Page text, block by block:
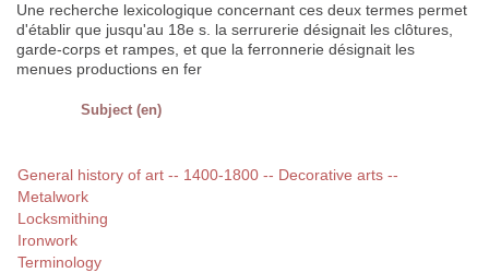
Une recherche lexicologique concernant ces deux termes permet
d'établir que jusqu'au 18e s. la serrurerie désignait les clôtures,
garde-corps et rampes, et que la ferronnerie désignait les
menues productions en fer
Subject (en)
General history of art -- 1400-1800 -- Decorative arts --
Metalwork
Locksmithing
Ironwork
Terminology